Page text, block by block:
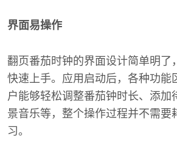
界面易操作
翻页番茄时钟的界面设计简单明了
快速上手。应用启动后，各种功能
户能够轻松调整番茄钟时长、添加
景音乐等，整个操作过程并不需要
习。